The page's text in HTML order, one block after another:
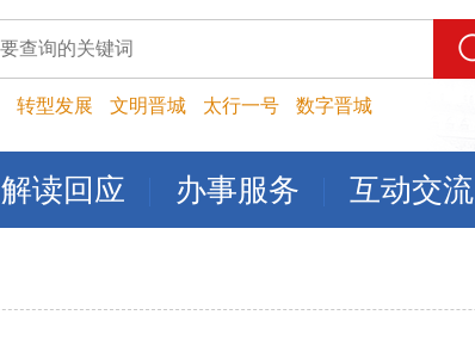
转型发展 文明晋城 太行一号 数字晋城
解读回应 办事服务 互动交流